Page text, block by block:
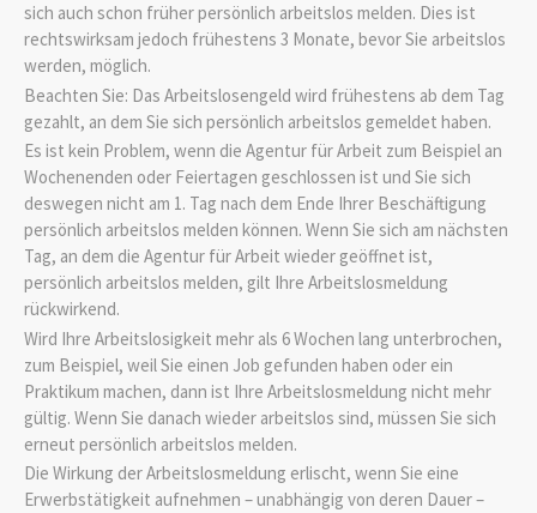
sich auch schon früher persönlich arbeitslos melden. Dies ist
rechtswirksam jedoch frühestens 3 Monate, bevor Sie arbeitslos
werden, möglich.
Beachten Sie: Das Arbeitslosengeld wird frühestens ab dem Tag
gezahlt, an dem Sie sich persönlich arbeitslos gemeldet haben.
Es ist kein Problem, wenn die Agentur für Arbeit zum Beispiel an
Wochenenden oder Feiertagen geschlossen ist und Sie sich
deswegen nicht am 1. Tag nach dem Ende Ihrer Beschäftigung
persönlich arbeitslos melden können. Wenn Sie sich am nächsten
Tag, an dem die Agentur für Arbeit wieder geöffnet ist,
persönlich arbeitslos melden, gilt Ihre Arbeitslosmeldung
rückwirkend.
Wird Ihre Arbeitslosigkeit mehr als 6 Wochen lang unterbrochen,
zum Beispiel, weil Sie einen Job gefunden haben oder ein
Praktikum machen, dann ist Ihre Arbeitslosmeldung nicht mehr
gültig. Wenn Sie danach wieder arbeitslos sind, müssen Sie sich
erneut persönlich arbeitslos melden.
Die Wirkung der Arbeitslosmeldung erlischt, wenn Sie eine
Erwerbstätigkeit aufnehmen – unabhängig von deren Dauer –